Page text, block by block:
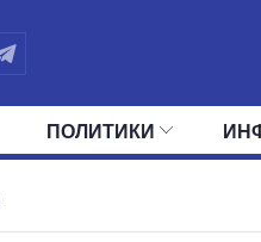
ПОЛИТИКИ